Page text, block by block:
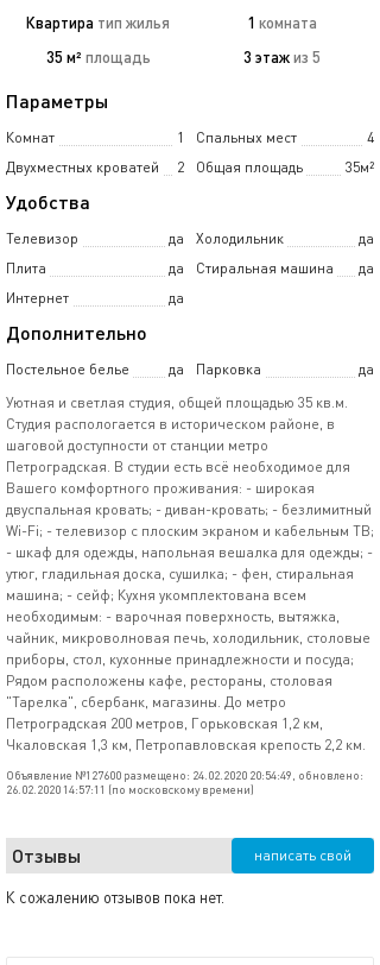
Квартира тип жилья 1 комната
35 м² площадь 3 этажиз 5
Параметры
Комнат 1 Спальных мест
4
Двухместных кроватей
2 Общая площадь 35м²
Удобства
Телевизор да Холодильник
да
Плита
да Стиральная машина
да
Интернет
да
Дополнительно
Постельное белье да Парковка
да
Уютная и светлая студия, общей площадью 35 кв.м.
Студия распологается в историческом районе, в
шаговой доступности от станции метро
Петроградская. В студии есть всё необходимое для
Вашего комфортного проживания: - широкая
двуспальная кровать; - диван-кровать; - безлимитный
Wi-Fi; - телевизор с плоским экраном и кабельным ТВ;
- шкаф для одежды, напольная вешалка для одежды; -
утюг, гладильная доска, сушилка; - фен, стиральная
машина; - сейф; Кухня укомплектована всем
необходимым: - варочная поверхность, вытяжка,
чайник, микроволновая печь, холодильник, столовые
приборы, стол, кухонные принадлежности и посуда;
Рядом расположены кафе, рестораны, столовая
"Тарелка", сбербанк, магазины. До метро
Петроградская 200 метров, Горьковская 1,2 км,
Чкаловская 1,3 км, Петропавловская крепость 2,2 км.
Объявление №127600 размещено: 24.02.2020 20:54:49, обновлено:
26.02.2020 14:57:11 (по московскому времени)
Отзывы написать свой
К сожалению отзывов пока нет.